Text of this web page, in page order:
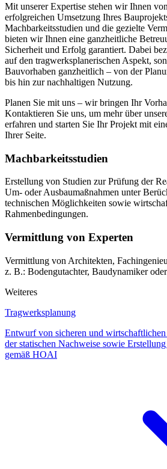
Mit unserer Expertise stehen wir Ihnen
erfolgreichen Umsetzung Ihres
Machbarkeitsstudien und die gezielte
bieten wir Ihnen eine ganzheitliche
Sicherheit und Erfolg garantiert. Dabei
auf den tragwerksplanerischen Aspekt,
Bauvorhaben ganzheitlich – von der
bis hin zur nachhaltigen Nutzung.
Planen Sie mit uns – wir bringen Ihr
Kontaktieren Sie uns, um mehr über
erfahren und starten Sie Ihr Projekt mit
Ihrer Seite.
Machbarkeitsstudien
Erstellung von Studien zur Prüfung der
Um- oder Ausbaumaßnahmen unter
technischen Möglichkeiten sowie
Rahmenbedingungen.
Vermittlung von Experten
Vermittlung von Architekten,
z. B.: Bodengutachter, Baudynamiker
Weiteres
Tragwerksplanung
Entwurf von sicheren und
der statischen Nachweise sowie
gemäß HOAI